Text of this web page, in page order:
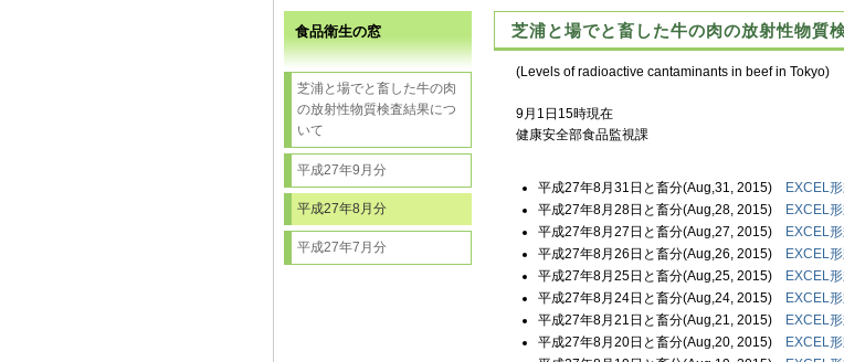
食品衛生の窓
芝浦と場でと畜した牛の肉
の放射性物質検査結果につ
いて
平成27年9月分
平成27年8月分
平成27年7月分
芝浦と場でと畜した牛の肉の放射性物質
(Levels of radioactive cantaminants in beef in Tokyo)
9月1日15時現在
健康安全部食品監視課
平成27年8月31日と畜分(Aug,31, 2015) EXCEL
平成27年8月28日と畜分(Aug,28, 2015)
EXCEL
平成27年8月27日と畜分(Aug,27, 2015)
EXCEL
平成27年8月26日と畜分(Aug,26, 2015)
EXCEL
平成27年8月25日と畜分(Aug,25, 2015)
EXCEL
平成27年8月24日と畜分(Aug,24, 2015)
EXCEL
平成27年8月21日と畜分(Aug,21, 2015)
EXCEL
平成27年8月20日と畜分(Aug,20, 2015)
EXCEL